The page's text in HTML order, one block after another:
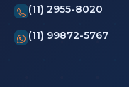
(11) 2955-8020
(11) 99872-5767